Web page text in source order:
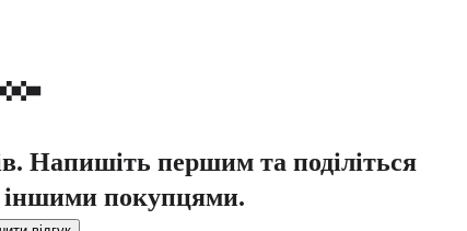
Напишіть першим та поділіться
іншими покупцями.